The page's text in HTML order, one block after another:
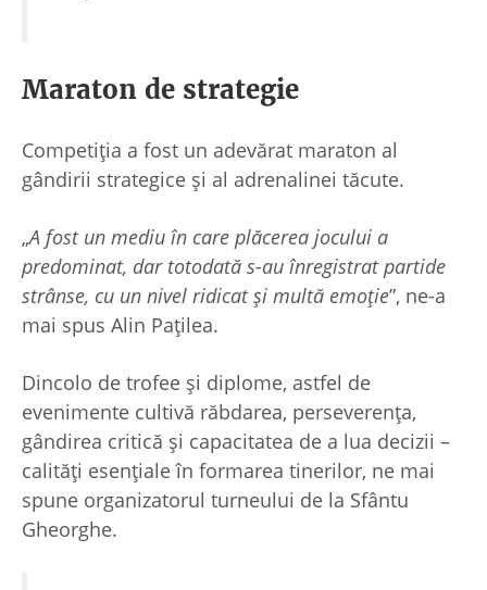
Maraton de strategie
Competiția a fost un adevărat maraton al
gândirii strategice și al adrenalinei tăcute.
„A fost un mediu în care plăcerea jocului a
predominat, dar totodată s-au înregistrat partide
strânse, cu un nivel ridicat și multă emoție”, ne-a
mai spus Alin Pațilea.
Dincolo de trofee și diplome, astfel de
evenimente cultivă răbdarea, perseverența,
gândirea critică și capacitatea de a lua decizii –
calități esențiale în formarea tinerilor, ne mai
spune organizatorul turneului de la Sfântu
Gheorghe.